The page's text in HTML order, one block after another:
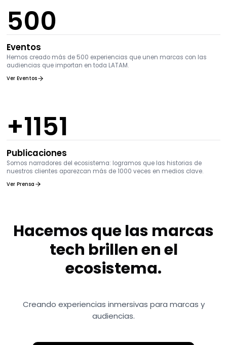
500
Eventos
Hemos creado más de 500 experiencias que unen marcas con las
audiencias que importan en toda LATAM.
Ver Eventos
+1258
Publicaciones
Somos narradores del ecosistema: logramos que las historias de
nuestros clientes aparezcan más de 1000 veces en medios clave.
Ver Prensa
Hacemos que las marcas
tech brillen en el
ecosistema.
Creando experiencias inmersivas para marcas y
audiencias.